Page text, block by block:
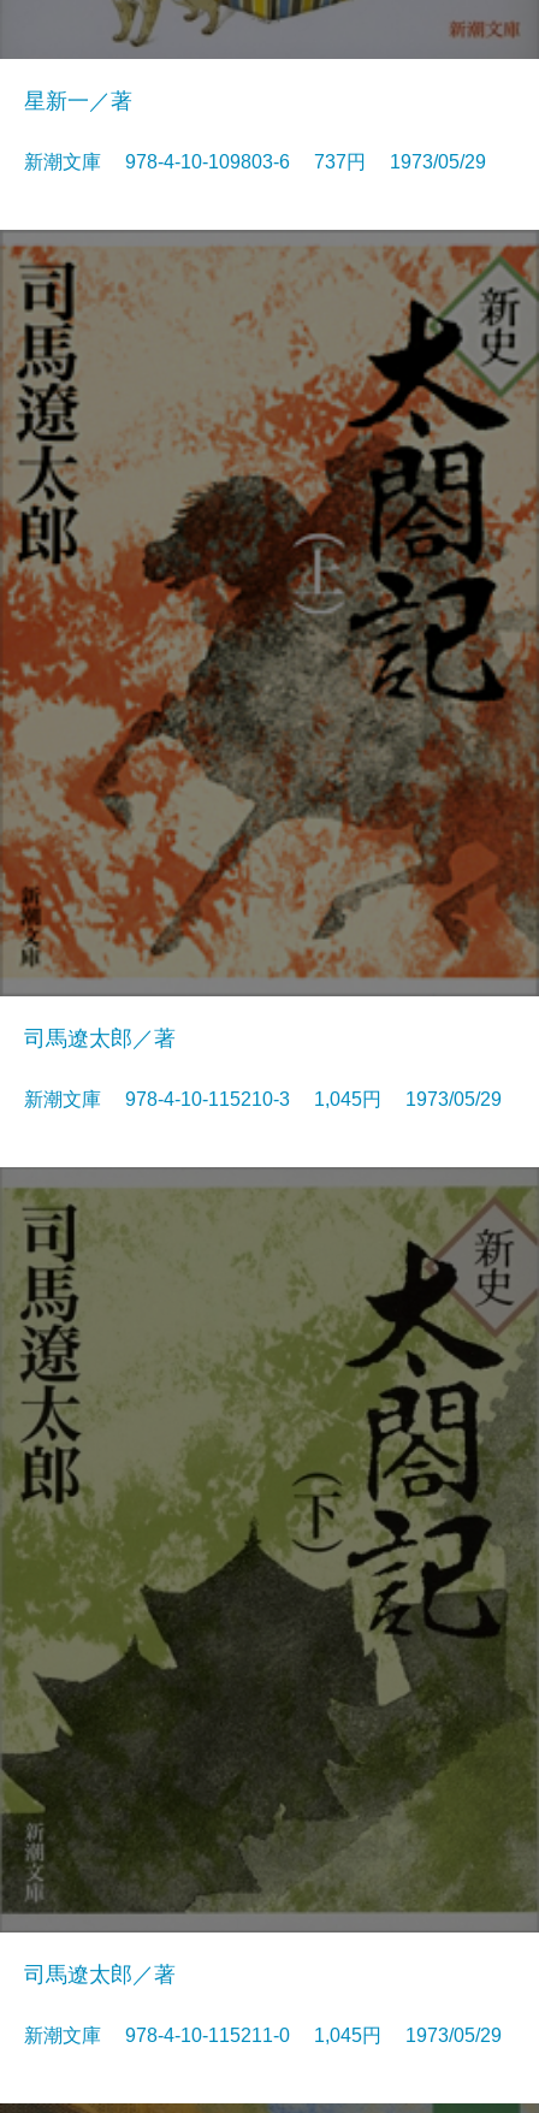
星新一／著
新潮文庫 978-4-10-109803-6 737円 1973/05/29
司馬遼太郎／著
新潮文庫 978-4-10-115210-3 1,045円 1973/05/29
司馬遼太郎／著
新潮文庫 978-4-10-115211-0 1,045円 1973/05/29